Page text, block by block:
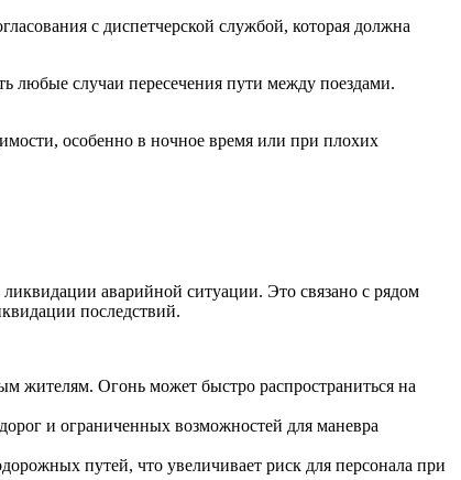
с диспетчерской службой, которая должна
любые случаи пересечения пути между поездами.
особенно в ночное время или при плохих
аварийной ситуации. Это связано с рядом
последствий.
жителям. Огонь может быстро распространиться на
и ограниченных возможностей для маневра
путей, что увеличивает риск для персонала при